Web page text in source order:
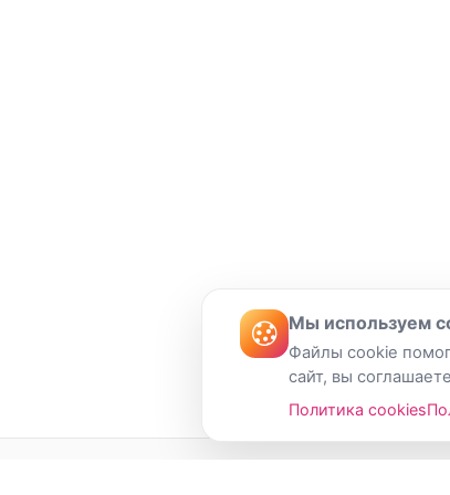
Мы используем
Файлы cookie
сайт, вы
Политика cookies